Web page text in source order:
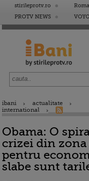
stirileprotv.ro
PROTV NEWS
ibani
actualitate
international
Obama: O
crizei din zona
pentru
slabe sunt